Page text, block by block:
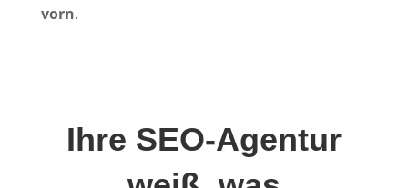
vorn.
Ihre SEO-Agentur